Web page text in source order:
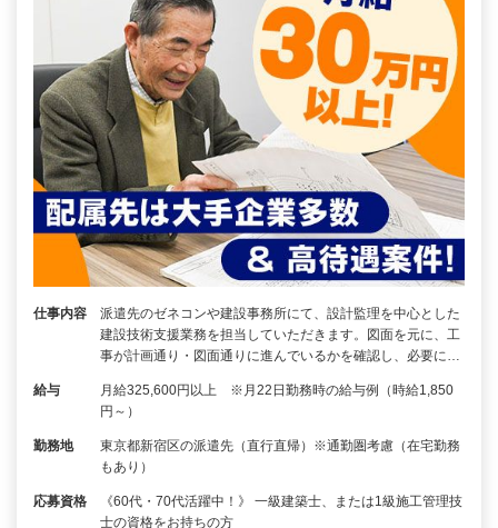
仕事内容
派遣先のゼネコンや建設事務所にて、設計監理を中心とした
建設技術支援業務を担当していただきます。図面を元に、工
事が計画通り・図面通りに進んでいるかを確認し、必要に…
給与
月給325,600円以上 ※月22日勤務時の給与例（時給1,850
円～）
勤務地
東京都新宿区の派遣先（直行直帰）※通勤圏考慮（在宅勤務
もあり）
応募資格
《60代・70代活躍中！》 一級建築士、または1級施工管理技
士の資格をお持ちの方